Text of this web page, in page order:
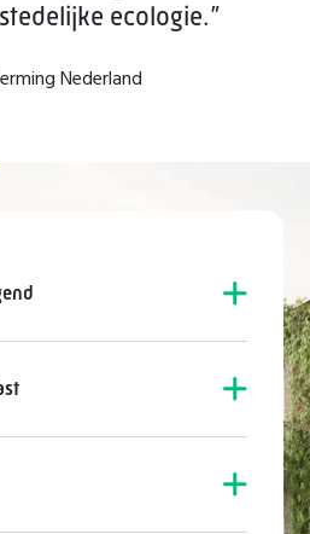
ecologie.”
Nederland